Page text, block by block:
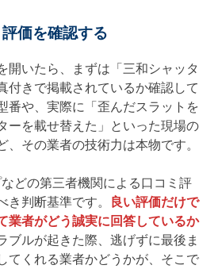
価を確認する
開いたら、まずは「三和シャッタ
付きで掲載されているか確認して
番や、実際に「歪んだスラットを
ーを載せ替えた」といった現場の
、その業者の技術力は本物です。
どの第三者機関による口コミ評
判断基準です。 良い評価だけで
業者がどう誠実に回答しているか
ブルが起きた際、逃げずに最後ま
てくれる業者かどうかが、そこで